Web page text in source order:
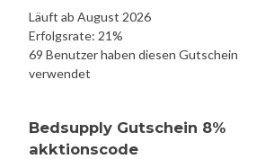
Läuft ab August 2026
Erfolgsrate: 21%
69 Benutzer haben diesen Gutschein
verwendet
Bedsupply Gutschein 8%
akktionscode